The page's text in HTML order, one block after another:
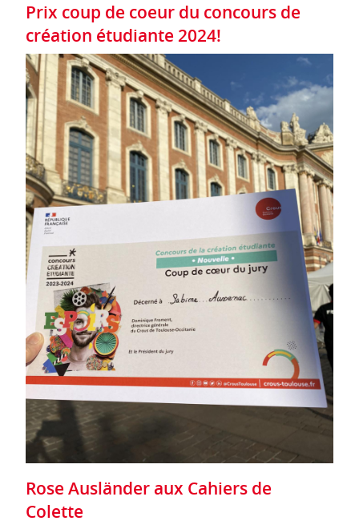
Prix coup de coeur du concours de
création étudiante 2024!
Rose Ausländer aux Cahiers de
Colette